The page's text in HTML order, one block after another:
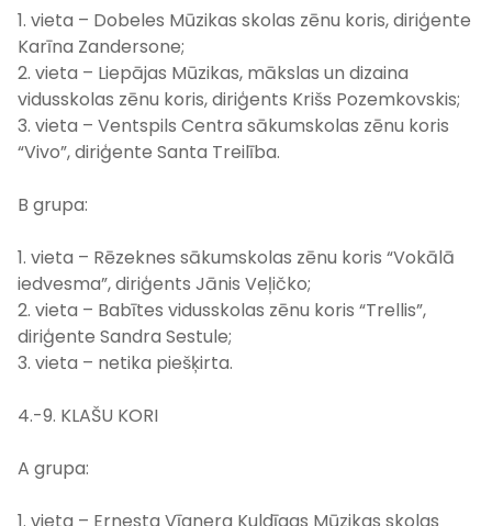
1. vieta – Dobeles Mūzikas skolas zēnu koris, diriģente
Karīna Zandersone;
2. vieta – Liepājas Mūzikas, mākslas un dizaina
vidusskolas zēnu koris, diriģents Krišs Pozemkovskis;
3. vieta – Ventspils Centra sākumskolas zēnu koris
“Vivo”, diriģente Santa Treilība.
B grupa:
1. vieta – Rēzeknes sākumskolas zēnu koris “Vokālā
iedvesma”, diriģents Jānis Veļičko;
2. vieta – Babītes vidusskolas zēnu koris “Trellis”,
diriģente Sandra Sestule;
3. vieta – netika piešķirta.
4.-9. KLAŠU KORI
A grupa: